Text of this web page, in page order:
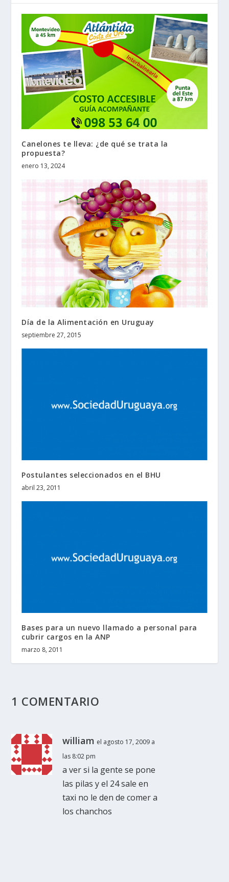
Canelones te lleva: ¿de qué se trata la
propuesta?
enero 13, 2024
Día de la Alimentación en Uruguay
septiembre 27, 2015
Postulantes seleccionados en el BHU
abril 23, 2011
Bases para un nuevo llamado a personal para
cubrir cargos en la ANP
marzo 8, 2011
1 COMENTARIO
william el agosto 17, 2009 a
las 8:02 pm
a ver si la gente se pone
las pilas y el 24 sale en
taxi no le den de comer a
los chanchos